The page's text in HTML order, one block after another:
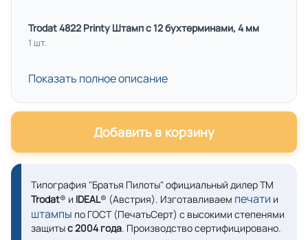
Trodat 4822 Printy Штамп с 12 бухтерминами, 4 мм
1 шт.
Показать полное описание
Добавить в корзину
Типография "Братья Пилоты" официальный дилер ТМ
Trodat® и IDEAL® (Австрия). Изготавливаем печати и
штампы по ГОСТ (ПечатьСерт) с высокими степенями
защитыс 2004 года. Производство сертифицировано.